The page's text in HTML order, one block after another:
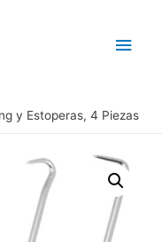
y Estoperas, 4 Piezas